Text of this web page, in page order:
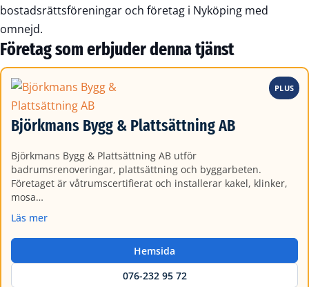
bostadsrättsföreningar och företag i Nyköping med
omnejd.
Företag som erbjuder denna tjänst
Björkmans Bygg & Plattsättning AB
PLUS
Björkmans Bygg & Plattsättning AB utför
badrumsrenoveringar, plattsättning och byggarbeten.
Företaget är våtrumscertifierat och installerar kakel, klinker,
mosa…
Läs mer
Hemsida
076-232 95 72